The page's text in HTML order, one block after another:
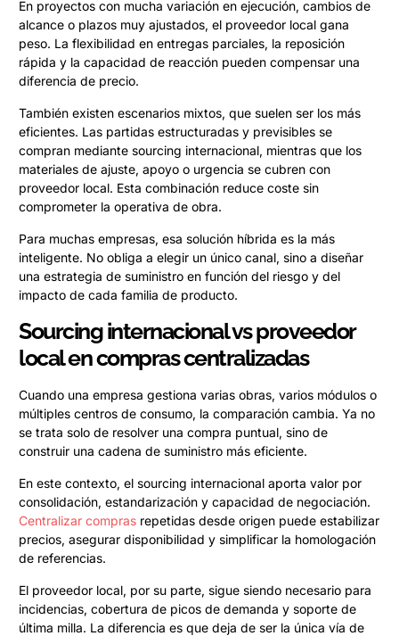
En proyectos con mucha variación en ejecución, cambios de
alcance o plazos muy ajustados, el proveedor local gana
peso. La flexibilidad en entregas parciales, la reposición
rápida y la capacidad de reacción pueden compensar una
diferencia de precio.
También existen escenarios mixtos, que suelen ser los más
eficientes. Las partidas estructuradas y previsibles se
compran mediante sourcing internacional, mientras que los
materiales de ajuste, apoyo o urgencia se cubren con
proveedor local. Esta combinación reduce coste sin
comprometer la operativa de obra.
Para muchas empresas, esa solución híbrida es la más
inteligente. No obliga a elegir un único canal, sino a diseñar
una estrategia de suministro en función del riesgo y del
impacto de cada familia de producto.
Sourcing internacional vs proveedor
local en compras centralizadas
Cuando una empresa gestiona varias obras, varios módulos o
múltiples centros de consumo, la comparación cambia. Ya no
se trata solo de resolver una compra puntual, sino de
construir una cadena de suministro más eficiente.
En este contexto, el sourcing internacional aporta valor por
consolidación, estandarización y capacidad de negociación.
Centralizar compras repetidas desde origen puede estabilizar
precios, asegurar disponibilidad y simplificar la homologación
de referencias.
El proveedor local, por su parte, sigue siendo necesario para
incidencias, cobertura de picos de demanda y soporte de
última milla. La diferencia es que deja de ser la única vía de